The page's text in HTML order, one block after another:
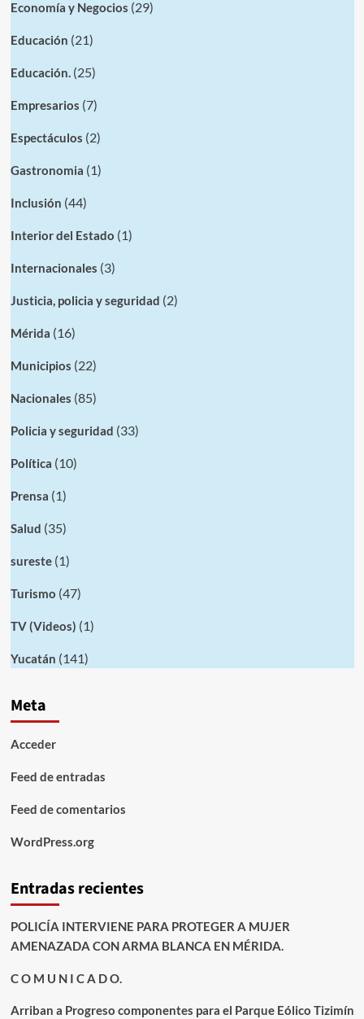
Economía y Negocios (29)
Educación (21)
Educación.(25)
Empresarios (7)
Espectáculos (2)
Gastronomia (1)
Inclusión (44)
Interior del Estado (1)
Internacionales (3)
Justicia, policia y seguridad (2)
Mérida (16)
Municipios (22)
Nacionales (85)
Policia y seguridad (33)
Política (10)
Prensa (1)
Salud (35)
sureste(1)
Turismo (47)
TV (Videos) (1)
Yucatán (141)
Meta
Acceder
Feed de entradas
Feed de comentarios
WordPress.org
Entradas recientes
POLICÍA INTERVIENE PARA PROTEGER A MUJER
AMENAZADA CON ARMA BLANCA EN MÉRIDA.
C O M U N I C A D O.
Arriban a Progreso componentes para el Parque Eólico Tizimín